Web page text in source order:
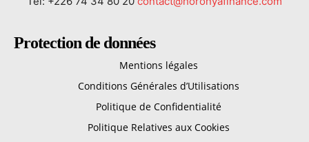
Protection de données
Mentions légales
Conditions Générales d’Utilisations
Politique de Confidentialité
Politique Relatives aux Cookies